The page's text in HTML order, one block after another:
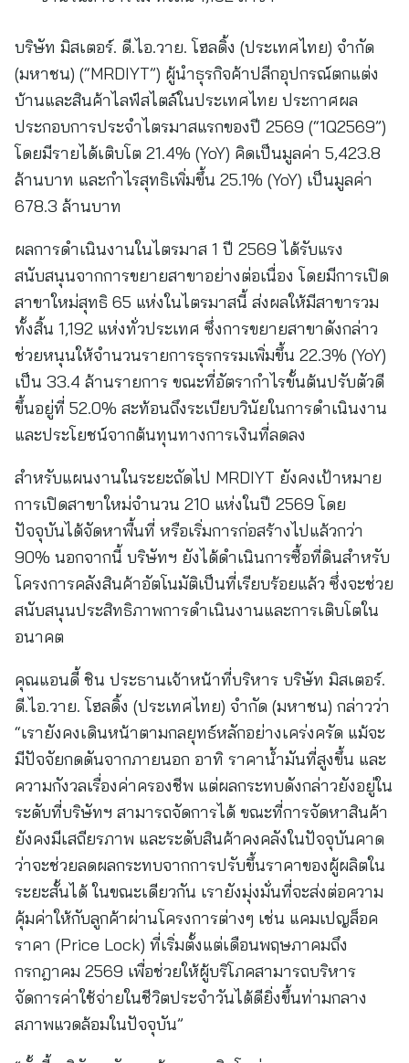
บริษัท มิสเตอร์. ดี.ไอ.วาย. โฮลดิ้ง (ประเทศไทย) จำกัด
(มหาชน) (“MRDIYT”) ผู้นำธุรกิจค้าปลีกอุปกรณ์ตกแต่ง
บ้านและสินค้าไลฟ์สไตล์ในประเทศไทย ประกาศผล
ประกอบการประจำไตรมาสแรกของปี 2569 (“1Q2569”)
โดยมีรายได้เติบโต 21.4% (YoY) คิดเป็นมูลค่า 5,423.8
ล้านบาท และกำไรสุทธิเพิ่มขึ้น 25.1% (YoY) เป็นมูลค่า
678.3 ล้านบาท
ผลการดำเนินงานในไตรมาส 1 ปี 2569 ได้รับแรง
สนับสนุนจากการขยายสาขาอย่างต่อเนื่อง โดยมีการเปิด
สาขาใหม่สุทธิ 65 แห่งในไตรมาสนี้ ส่งผลให้มีสาขารวม
ทั้งสิ้น 1,192 แห่งทั่วประเทศ ซึ่งการขยายสาขาดังกล่าว
ช่วยหนุนให้จำนวนรายการธุรกรรมเพิ่มขึ้น 22.3% (YoY)
เป็น 33.4 ล้านรายการ ขณะที่อัตรากำไรขั้นต้นปรับตัวดี
ขึ้นอยู่ที่ 52.0% สะท้อนถึงระเบียบวินัยในการดำเนินงาน
และประโยชน์จากต้นทุนทางการเงินที่ลดลง
สำหรับแผนงานในระยะถัดไป MRDIYT ยังคงเป้าหมาย
การเปิดสาขาใหม่จำนวน 210 แห่งในปี 2569 โดย
ปัจจุบันได้จัดหาพื้นที่ หรือเริ่มการก่อสร้างไปแล้วกว่า
90% นอกจากนี้ บริษัทฯ ยังได้ดำเนินการซื้อที่ดินสำหรับ
โครงการคลังสินค้าอัตโนมัติเป็นที่เรียบร้อยแล้ว ซึ่งจะช่วย
สนับสนุนประสิทธิภาพการดำเนินงานและการเติบโตใน
อนาคต
คุณแอนดี้ ชิน ประธานเจ้าหน้าที่บริหาร บริษัท มิสเตอร์.
ดี.ไอ.วาย. โฮลดิ้ง (ประเทศไทย) จำกัด (มหาชน) กล่าวว่า
“เรายังคงเดินหน้าตามกลยุทธ์หลักอย่างเคร่งครัด แม้จะ
มีปัจจัยกดดันจากภายนอก อาทิ ราคาน้ำมันที่สูงขึ้น และ
ความกังวลเรื่องค่าครองชีพ แต่ผลกระทบดังกล่าวยังอยู่ใน
ระดับที่บริษัทฯ สามารถจัดการได้ ขณะที่การจัดหาสินค้า
ยังคงมีเสถียรภาพ และระดับสินค้าคงคลังในปัจจุบันคาด
ว่าจะช่วยลดผลกระทบจากการปรับขึ้นราคาของผู้ผลิตใน
ระยะสั้นได้ ในขณะเดียวกัน เรายังมุ่งมั่นที่จะส่งต่อความ
คุ้มค่าให้กับลูกค้าผ่านโครงการต่างๆ เช่น แคมเปญล็อค
ราคา (Price Lock) ที่เริ่มตั้งแต่เดือนพฤษภาคมถึง
กรกฎาคม 2569 เพื่อช่วยให้ผู้บริโภคสามารถบริหาร
จัดการค่าใช้จ่ายในชีวิตประจำวันได้ดียิ่งขึ้นท่ามกลาง
สภาพแวดล้อมในปัจจุบัน”